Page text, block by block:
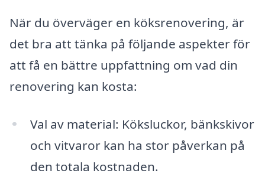
När du överväger en köksrenovering, är
det bra att tänka på följande aspekter för
att få en bättre uppfattning om vad din
renovering kan kosta:
Val av material: Köksluckor, bänkskivor
och vitvaror kan ha stor påverkan på
den totala kostnaden.